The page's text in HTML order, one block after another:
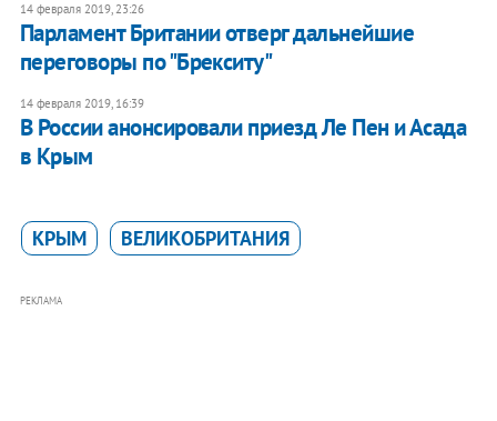
14 февраля 2019, 23:26
Парламент Британии отверг дальнейшие
переговоры по "Брекситу"
14 февраля 2019, 16:39
В России анонсировали приезд Ле Пен и Асада
в Крым
КРЫМ ВЕЛИКОБРИТАНИЯ
РЕКЛАМА